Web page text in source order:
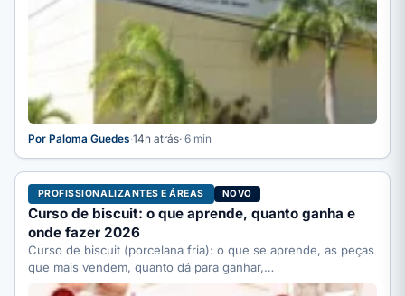
Por Paloma Guedes·14h atrás· 6 min
PROFISSIONALIZANTES E ÁREAS NOVO
Curso de biscuit: o que aprende, quanto ganha e
onde fazer 2026
Curso de biscuit (porcelana fria): o que se aprende, as peças
que mais vendem, quanto dá para ganhar,…